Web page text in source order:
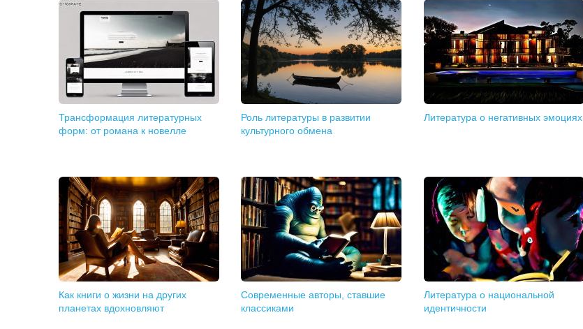
Трансформация литературных
форм: от романа к новелле
Роль литературы в развитии
культурного обмена
Литература о негативных эмоциях
Как книги о жизни на других
планетах вдохновляют
Современные авторы, ставшие
классиками
Литература о национальной
идентичности